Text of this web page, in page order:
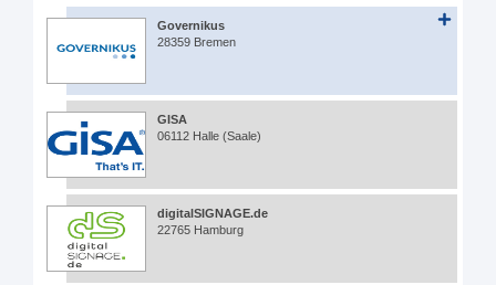
Governikus
28359 Bremen
GISA
06112 Halle (Saale)
digitalSIGNAGE.de
22765 Hamburg